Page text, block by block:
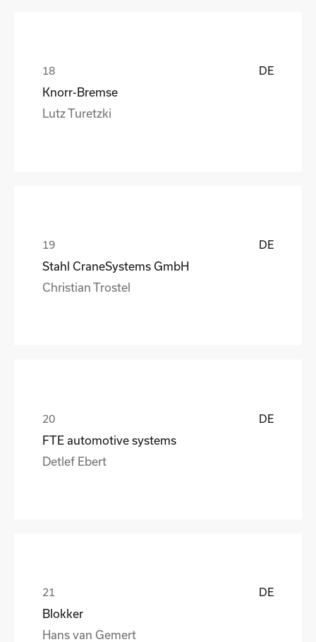
DE
Knorr-Bremse
Lutz Turetzki
DE
Stahl CraneSystems GmbH
Christian Trostel
DE
FTE automotive systems
Detlef Ebert
DE
Blokker
Hans van Gemert